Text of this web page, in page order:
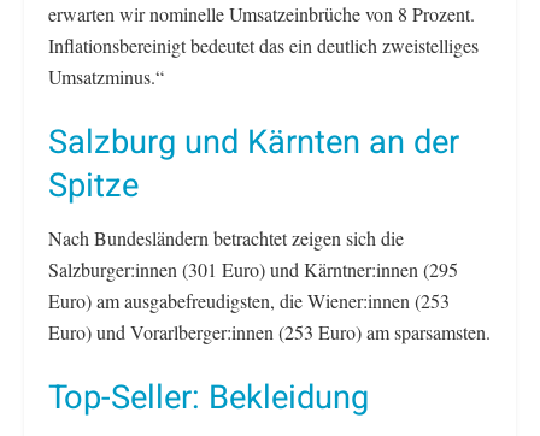
erwarten wir nominelle Umsatzeinbrüche von 8 Prozent.
Inflationsbereinigt bedeutet das ein deutlich zweistelliges
Umsatzminus.“
Salzburg und Kärnten an der
Spitze
Nach Bundesländern betrachtet zeigen sich die
Salzburger:innen (301 Euro) und Kärntner:innen (295
Euro) am ausgabefreudigsten, die Wiener:innen (253
Euro) und Vorarlberger:innen (253 Euro) am sparsamsten.
Top-Seller: Bekleidung